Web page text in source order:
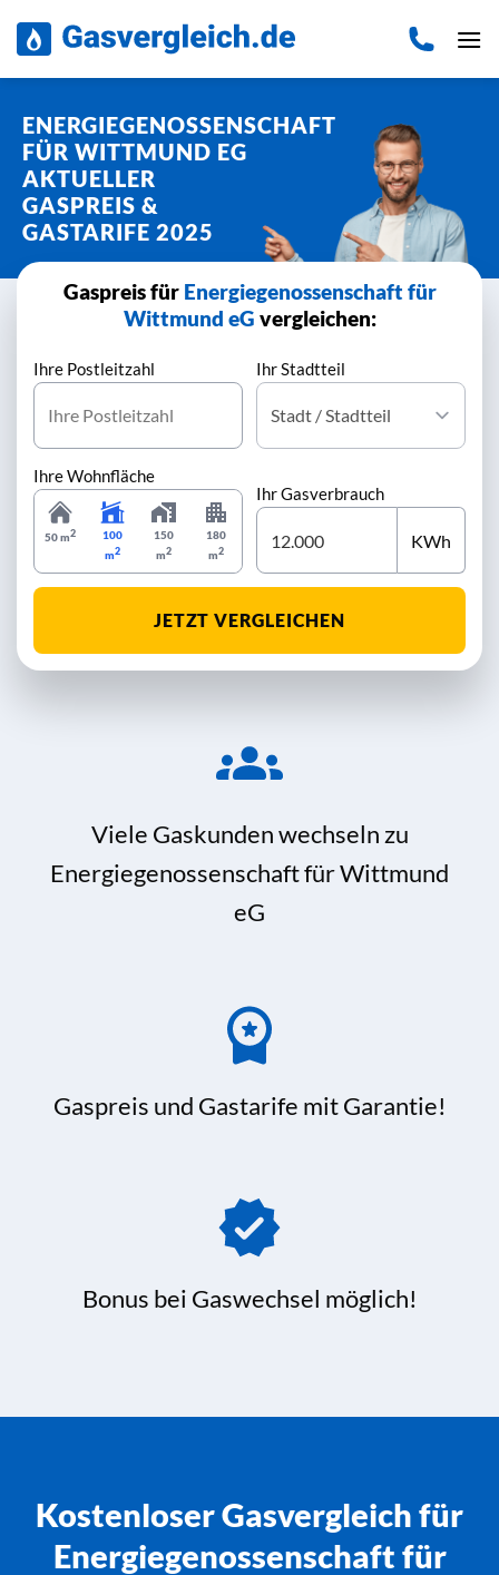
Inhalt
ENERGIEGENOSSENSCHAFT
FÜR WITTMUND EG
AKTUELLER
GASPREIS &
GASTARIFE 2025
Gaspreis für Energiegenossenschaft für
Wittmund eG vergleichen:
Ihre Postleitzahl Ihr Stadtteil
Ihre Wohnfläche
50 m2
100
m2
150
m2
180
m2
Ihr Gasverbrauch
KWh
JETZT VERGLEICHEN
Viele Gaskunden wechseln zu
Energiegenossenschaft für Wittmund
eG
Gaspreis und Gastarife mit Garantie!
Bonus bei Gaswechsel möglich!
Kostenloser Gasvergleich für
Energiegenossenschaft für